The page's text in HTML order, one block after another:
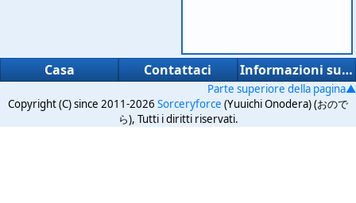
Casa Contattaci Informazioni su questo sito
Parte superiore della pagina▲
Copyright (C) since 2011-2026 Sorceryforce (Yuuichi Onodera) (おので
ら), Tutti i diritti riservati.